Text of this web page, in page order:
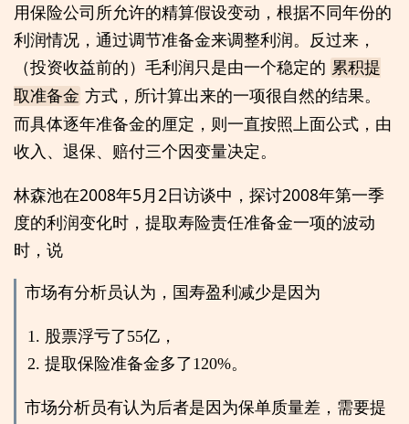
用保险公司所允许的精算假设变动，根据不同年份的
利润情况，通过调节准备金来调整利润。反过来，
（投资收益前的）毛利润只是由一个稳定的 累积提
取准备金 方式，所计算出来的一项很自然的结果。
而具体逐年准备金的厘定，则一直按照上面公式，由
收入、退保、赔付三个因变量决定。
林森池在2008年5月2日访谈中，探讨2008年第一季
度的利润变化时，提取寿险责任准备金一项的波动
时，说
市场有分析员认为，国寿盈利减少是因为
股票浮亏了55亿，
提取保险准备金多了120%。
市场分析员有认为后者是因为保单质量差，需要提